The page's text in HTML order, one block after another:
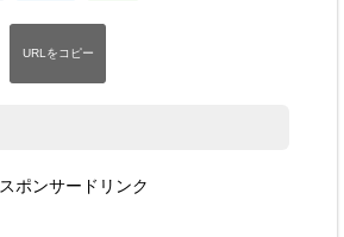
スポンサードリンク